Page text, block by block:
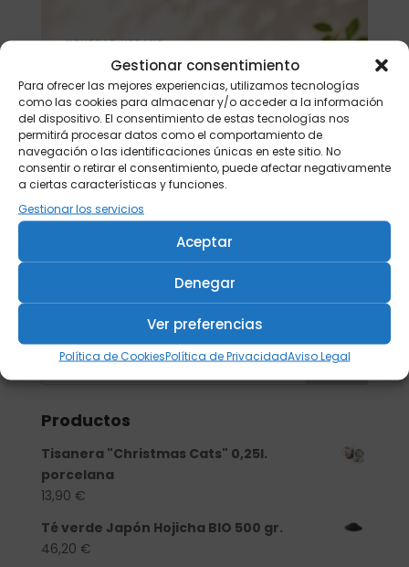
Gestionar consentimiento
Para ofrecer las mejores experiencias, utilizamos tecnologías
como las cookies para almacenar y/o acceder a la información
del dispositivo. El consentimiento de estas tecnologías nos
permitirá procesar datos como el comportamiento de
navegación o las identificaciones únicas en este sitio. No
consentir o retirar el consentimiento, puede afectar negativamente
a ciertas características y funciones.
Gestionar los servicios
Aceptar
Denegar
Ver preferencias
Política de CookiesPolítica de PrivacidadAviso Legal
Buscar
Productos
Tisanera "Christmas Cats" 0,25l.
porcelana
13,90 €
Té verde Japón Hojicha BIO 500 gr.
46,20 €